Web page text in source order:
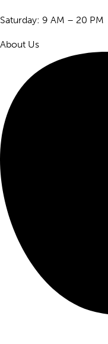
Saturday: 9 AM – 20 PM
About Us